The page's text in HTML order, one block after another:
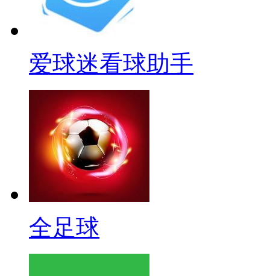
爱球迷看球助手
全足球